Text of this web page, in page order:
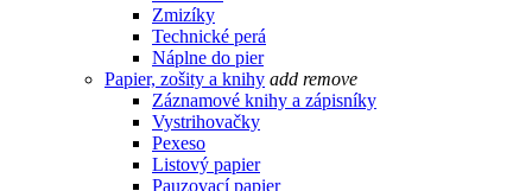
Zmizíky
Technické perá
Náplne do pier
Papier, zošity a knihy add remove
Záznamové knihy a zápisníky
Vystrihovačky
Pexeso
Listový papier
Pauzovací papier